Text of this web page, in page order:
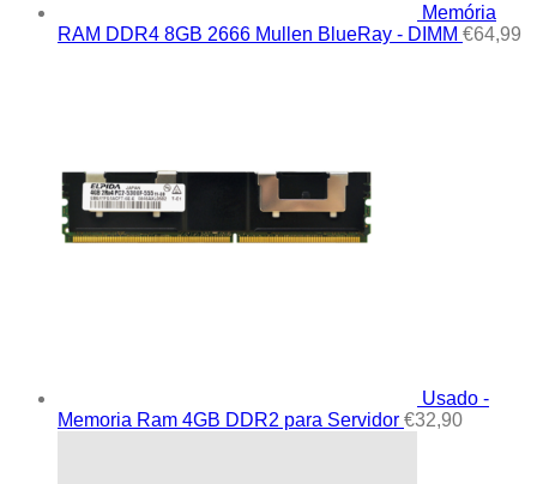
Memória
RAM DDR4 8GB 2666 Mullen BlueRay - DIMM €64,99
Usado -
Memoria Ram 4GB DDR2 para Servidor €32,90